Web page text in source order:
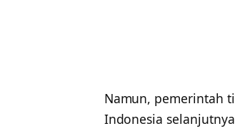
Namun, pemerintah
Indonesia